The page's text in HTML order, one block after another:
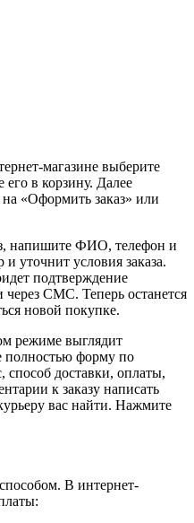
магазине выберите
в корзину. Далее
«Оформить заказ» или
напишите ФИО, телефон и
уточнит условия заказа.
подтверждение
СМС. Теперь останется
новой покупке.
режиме выглядит
полностью форму по
способ доставки, оплаты,
к заказу написать
вас найти. Нажмите
В интернет-